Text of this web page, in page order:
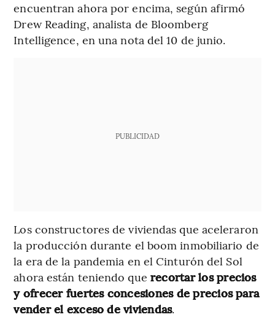
encuentran ahora por encima, según afirmó
Drew Reading, analista de Bloomberg
Intelligence, en una nota del 10 de junio.
PUBLICIDAD
Los constructores de viviendas que aceleraron
la producción durante el boom inmobiliario de
la era de la pandemia en el Cinturón del Sol
ahora están teniendo que recortar los precios
y ofrecer fuertes concesiones de precios para
vender el exceso de viviendas.